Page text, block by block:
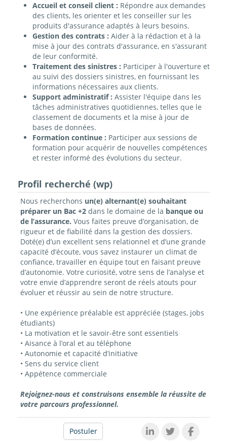
Accueil et conseil client : Répondre aux demandes
des clients, les orienter et les conseiller sur les
produits d'assurance adaptés à leurs besoins.
Gestion des contrats : Aider à la rédaction et à la
mise à jour des contrats d'assurance, en s'assurant
de leur conformité.
Traitement des sinistres : Participer à l'ouverture et
au suivi des dossiers sinistres, en fournissant les
informations nécessaires aux clients.
Support administratif : Assister l'équipe dans les
tâches administratives quotidiennes, telles que le
classement de documents et la mise à jour de
bases de données.
Formation continue : Participer aux sessions de
formation pour acquérir de nouvelles compétences
et rester informé des évolutions du secteur.
Profil recherché (wp)
Nous recherchons un(e) alternant(e) souhaitant
préparer un Bac +2dans le domaine de la banque ou
de l’assurance. Vous faites preuve d’organisation, de
rigueur et de fiabilité dans la gestion des dossiers.
Doté(e) d’un excellent sens relationnel et d’une grande
capacité d’écoute, vous savez instaurer un climat de
confiance, travailler en équipe tout en faisant preuve
d’autonomie. Votre curiosité, votre sens de l’analyse et
votre envie d’apprendre seront de réels atouts pour
évoluer et réussir au sein de notre structure.
• Une expérience préalable est appréciée (stages, jobs
étudiants)
• La motivation et le savoir-être sont essentiels
• Aisance à l’oral et au téléphone
• Autonomie et capacité d’initiative
• Sens du service client
• Appétence commerciale
Rejoignez-nous et construisons ensemble la réussite de
votre parcours professionnel.
Postuler